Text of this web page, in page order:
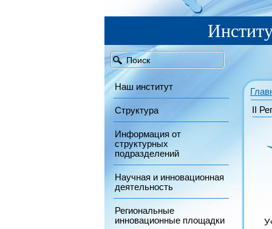
Наш институт
Структура
Информация от
структурных
подразделений
Научная и инновационная
деятельность
Региональные
инновационные площадки
II